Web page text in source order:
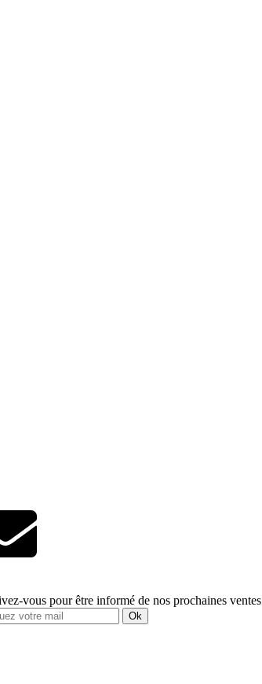
vous pour être informé de nos prochaines ventes
Ok